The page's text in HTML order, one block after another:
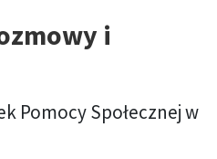
i
Pomocy Społecznej w